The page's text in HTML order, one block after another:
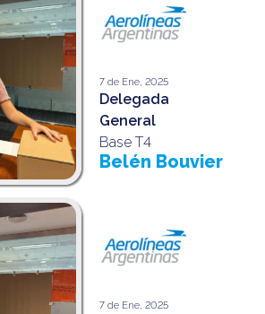
7 de Ene, 2025
Delegada
General
Base T4
Belén Bouvier
7 de Ene, 2025